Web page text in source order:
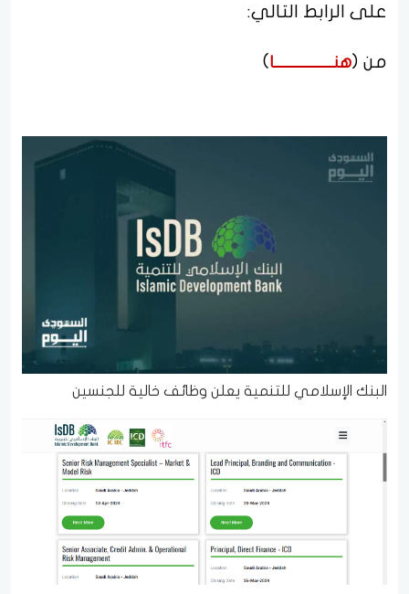
على الرابط التالي:
من (هنــــــــــــــــا)
البنك الإسلامي للتنمية يعلن وظائف خالية للجنسين